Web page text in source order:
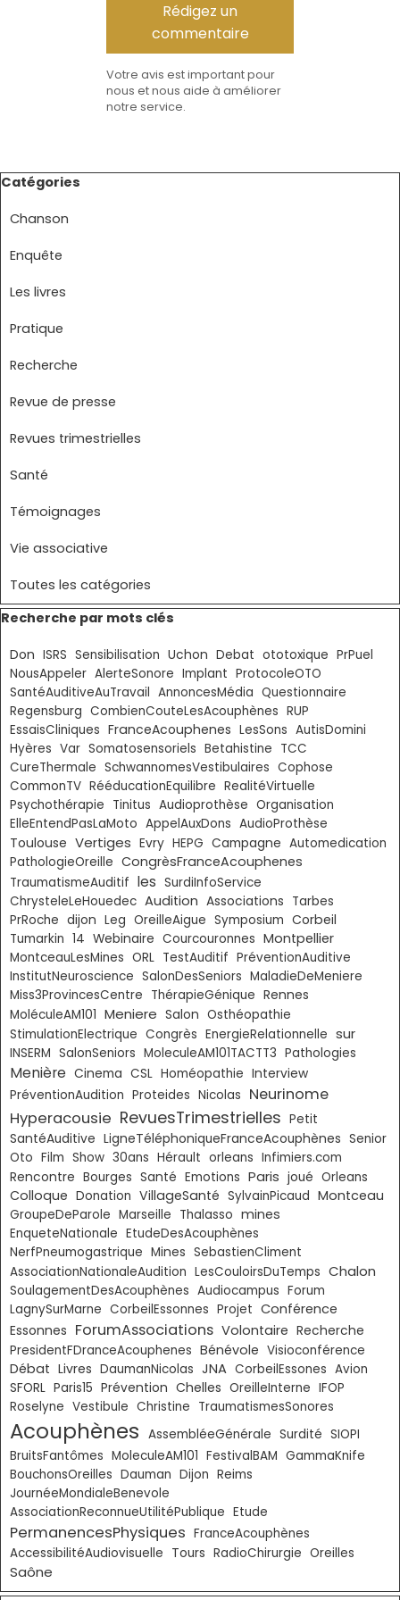
Votre avis est important pour
nous et nous aide à améliorer
notre service.
Sauter le bloc Catégories
Catégories
Chanson
Enquête
Les livres
Pratique
Recherche
Revue de presse
Revues trimestrielles
Santé
Témoignages
Vie associative
Toutes les catégories
Sauter le bloc Recherche par mots clés
Recherche par mots clés
Don ISRS Sensibilisation Uchon Debat ototoxique PrPuel
NousAppeler AlerteSonore Implant ProtocoleOTO
SantéAuditiveAuTravail AnnoncesMédia Questionnaire
Regensburg CombienCouteLesAcouphènes RUP
EssaisCliniques FranceAcouphenes LesSons AutisDomini
Hyères Var Somatosensoriels Betahistine TCC
CureThermale SchwannomesVestibulaires Cophose
CommonTV RééducationEquilibre RealitéVirtuelle
Psychothérapie Tinitus Audioprothèse Organisation
ElleEntendPasLaMoto AppelAuxDons AudioProthèse
Toulouse Vertiges Evry HEPG Campagne Automedication
PathologieOreille CongrèsFranceAcouphenes
TraumatismeAuditif les SurdiInfoService
ChrysteleLeHouedec Audition Associations Tarbes
PrRoche dijon Leg OreilleAigue Symposium Corbeil
Tumarkin 14 Webinaire Courcouronnes Montpellier
MontceauLesMines ORL TestAuditif PréventionAuditive
InstitutNeuroscience SalonDesSeniors MaladieDeMeniere
Miss3ProvincesCentre ThérapieGénique Rennes
MoléculeAM101 Meniere Salon Osthéopathie
StimulationElectrique Congrès EnergieRelationnelle sur
INSERM SalonSeniors MoleculeAM101TACTT3 Pathologies
Menière Cinema CSL Homéopathie Interview
PréventionAudition Proteides Nicolas Neurinome
Hyperacousie RevuesTrimestrielles Petit
SantéAuditive LigneTéléphoniqueFranceAcouphènes Senior
Oto Film Show 30ans Hérault orleans Infimiers.com
Rencontre Bourges Santé Emotions Paris joué Orleans
Colloque Donation VillageSanté SylvainPicaud Montceau
GroupeDeParole Marseille Thalasso mines
EnqueteNationale EtudeDesAcouphènes
NerfPneumogastrique Mines SebastienCliment
AssociationNationaleAudition LesCouloirsDuTemps Chalon
SoulagementDesAcouphènes Audiocampus Forum
LagnySurMarne CorbeilEssonnes Projet Conférence
Essonnes ForumAssociations Volontaire Recherche
PresidentFDranceAcouphenes Bénévole Visioconférence
Débat Livres DaumanNicolas JNA CorbeilEssones Avion
SFORL Paris15 Prévention Chelles OreilleInterne IFOP
Roselyne Vestibule Christine TraumatismesSonores
Acouphènes AssembléeGénérale Surdité SIOPI
BruitsFantômes MoleculeAM101 FestivalBAM GammaKnife
BouchonsOreilles Dauman Dijon Reims
JournéeMondialeBenevole
AssociationReconnueUtilitéPublique Etude
PermanencesPhysiques FranceAcouphènes
AccessibilitéAudiovisuelle Tours RadioChirurgie Oreilles
Saône